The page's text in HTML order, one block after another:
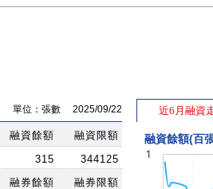
單位：張數 2025/09/22
融資餘額
融資限額
315
344125
融券餘額
融券限額
近6月融資
融資餘額(百
1